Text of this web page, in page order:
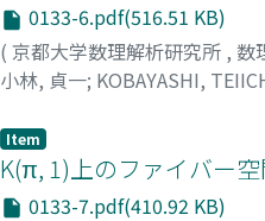
0133-6.pdf(516.51 KB)
( 京都大学数理解析研究所 , 数
小林, 貞一; KOBAYASHI,
Item
K(π, 1)上のファイバー
0133-7.pdf(410.92 KB)